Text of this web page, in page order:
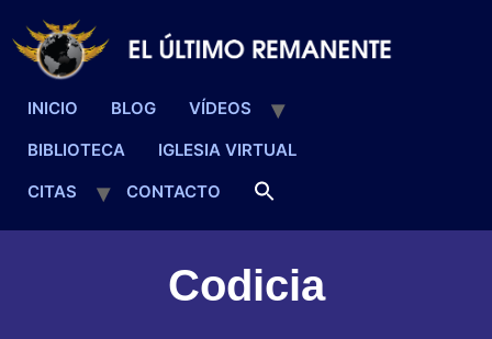
INICIO BLOG
VÍDEOS
BIBLIOTECA
IGLESIA VIRTUAL
CITAS
CONTACTO
Codicia